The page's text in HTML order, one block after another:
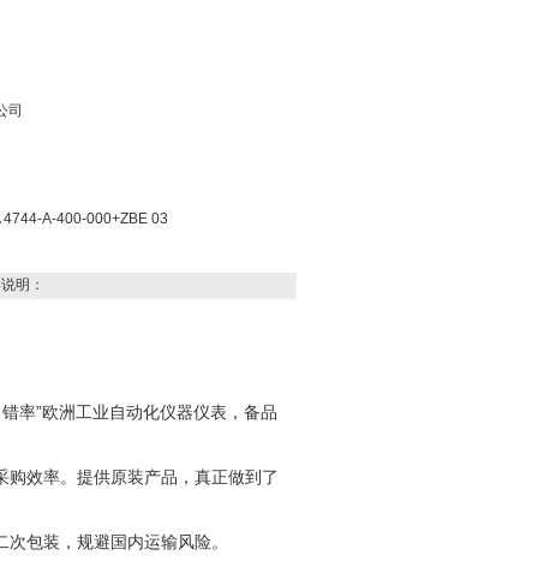
司
A-400-000+ZBE 03
说明：
率”欧洲工业自动化仪器仪表，备品
效率。提供原装产品，真正做到了
包装，规避国内运输风险。